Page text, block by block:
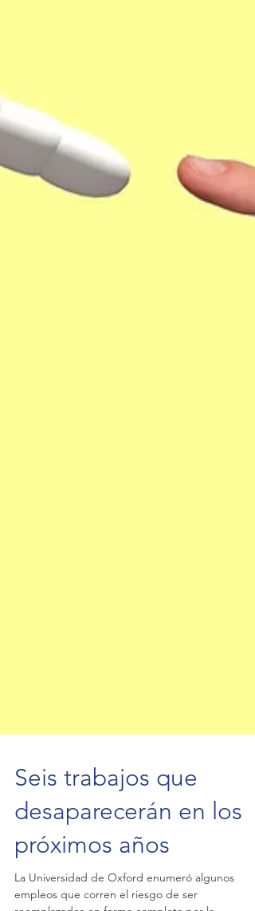
Seis trabajos que
desaparecerán en los
próximos años